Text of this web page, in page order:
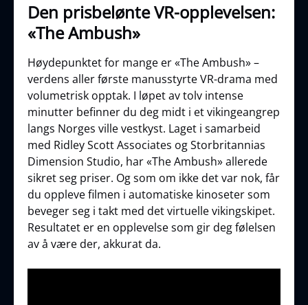
Den prisbelønte VR-opplevelsen:
«The Ambush»
Høydepunktet for mange er «The Ambush» –
verdens aller første manusstyrte VR-drama med
volumetrisk opptak. I løpet av tolv intense
minutter befinner du deg midt i et vikingeangrep
langs Norges ville vestkyst. Laget i samarbeid
med Ridley Scott Associates og Storbritannias
Dimension Studio, har «The Ambush» allerede
sikret seg priser. Og som om ikke det var nok, får
du oppleve filmen i automatiske kinoseter som
beveger seg i takt med det virtuelle vikingskipet.
Resultatet er en opplevelse som gir deg følelsen
av å være der, akkurat da.